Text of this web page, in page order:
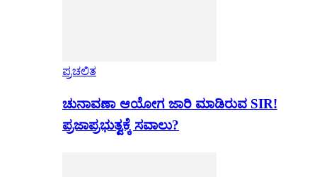
ಪ್ರಚಲಿತ
ಚುನಾವಣಾ ಆಯೋಗ ಜಾರಿ ಮಾಡಿರುವ SIR!
ಪ್ರಜಾಪ್ರಭುತ್ವಕ್ಕೆ ಸವಾಲು?